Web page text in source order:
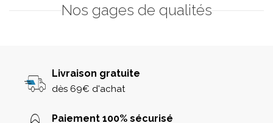
Nos gages de qualités
Livraison gratuite
dès 69€ d'achat
Paiement 100% sécurisé